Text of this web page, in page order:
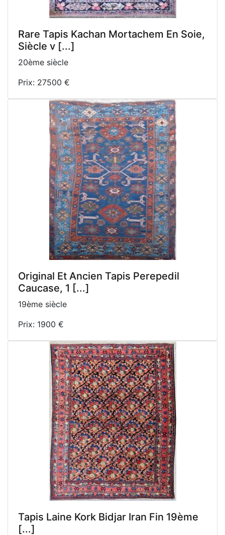
Rare Tapis Kachan Mortachem En Soie,
Siècle v [...]
20ème siècle
Prix: 27500 €
Original Et Ancien Tapis Perepedil
Caucase, 1 [...]
19ème siècle
Prix: 1900 €
Tapis Laine Kork Bidjar Iran Fin 19ème
[...]